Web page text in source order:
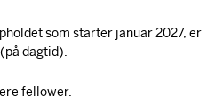
som starter januar 2027, er
dagtid).
fellower.